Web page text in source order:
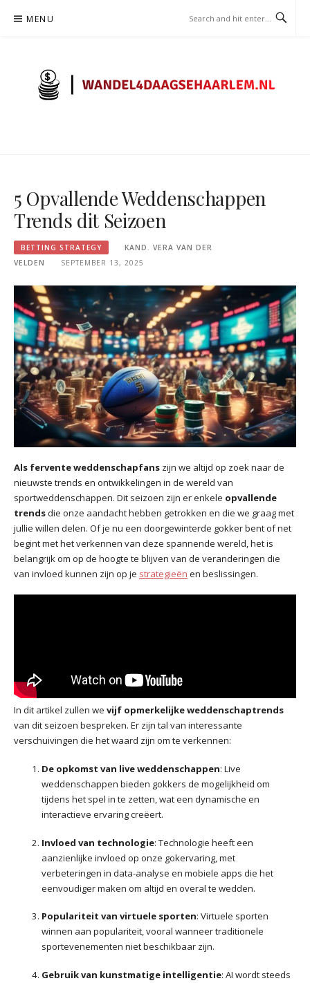
MENU
5 Opvallende Weddenschappen
Trends dit Seizoen
BETTING STRATEGY
KAND. VERA VAN DER
VELDEN
SEPTEMBER 13, 2025
Als fervente weddenschapfans zijn we altijd op zoek naar de
nieuwste trends en ontwikkelingen in de wereld van
sportweddenschappen. Dit seizoen zijn er enkele opvallende
trendsdie onze aandacht hebben getrokken en die we graag met
jullie willen delen. Of je nu een doorgewinterde gokker bent of net
begint met het verkennen van deze spannende wereld, het is
belangrijk om op de hoogte te blijven van de veranderingen die
van invloed kunnen zijn op je strategieën en beslissingen.
In dit artikel zullen we vijf opmerkelijke weddenschaptrends
van dit seizoen bespreken. Er zijn tal van interessante
verschuivingen die het waard zijn om te verkennen:
De opkomst van live weddenschappen: Live
weddenschappen bieden gokkers de mogelijkheid om
tijdens het spel in te zetten, wat een dynamische en
interactieve ervaring creëert.
Invloed van technologie: Technologie heeft een
aanzienlijke invloed op onze gokervaring, met
verbeteringen in data-analyse en mobiele apps die het
eenvoudiger maken om altijd en overal te wedden.
Populariteit van virtuele sporten: Virtuele sporten
winnen aan populariteit, vooral wanneer traditionele
sportevenementen niet beschikbaar zijn.
Gebruik van kunstmatige intelligentie: AI wordt steeds